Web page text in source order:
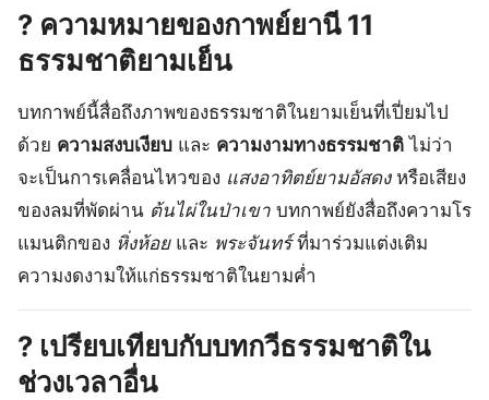
? ความหมายของกาพย์ยานี 11
ธรรมชาติยามเย็น
บทกาพย์นี้สื่อถึงภาพของธรรมชาติในยามเย็นที่เปี่ยมไป
ด้วย ความสงบเงียบ และ ความงามทางธรรมชาติ ไม่ว่า
จะเป็นการเคลื่อนไหวของ แสงอาทิตย์ยามอัสดงหรือเสียง
ของลมที่พัดผ่าน ต้นไผ่ในป่าเขา บทกาพย์ยังสื่อถึงความโร
แมนติกของ หิ่งห้อยและ พระจันทร์ที่มาร่วมแต่งเติม
ความงดงามให้แก่ธรรมชาติในยามค่ำ
? เปรียบเทียบกับบทกวีธรรมชาติใน
ช่วงเวลาอื่น